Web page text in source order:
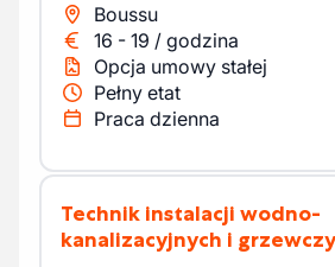
Boussu
16 - 19 / godzina
Opcja umowy stałej
Pełny etat
Praca dzienna
Technik instalacji wodno-
kanalizacyjnych i